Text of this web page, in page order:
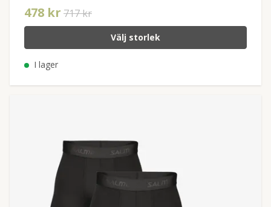
478 kr 717 kr
Välj storlek
I lager